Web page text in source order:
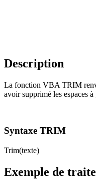
Description
La fonction VBA TRIM
avoir supprimé les espaces
Syntaxe TRIM
Trim(texte)
Exemple de